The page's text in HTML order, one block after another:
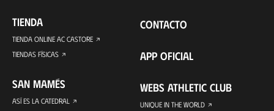
TIENDA
TIENDA ONLINE AC CASTORE
TIENDAS FÍSICAS
SAN MAMÉS
ASÍ ES LA CATEDRAL
CONTACTO
APP OFICIAL
WEBS ATHLETIC CLUB
UNIQUE IN THE WORLD